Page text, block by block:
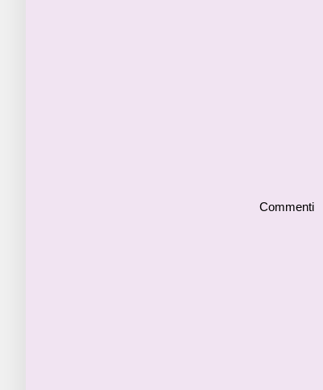
Commenti